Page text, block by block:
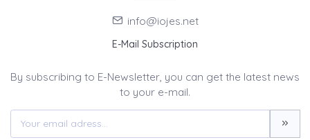
info@iojes.net
E-Mail Subscription
By subscribing to E-Newsletter, you can get the latest news
to your e-mail.